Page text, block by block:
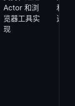
Actor 和浏
览器工具实
现
和反
选项